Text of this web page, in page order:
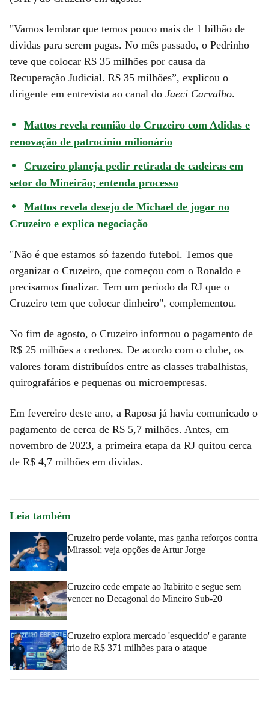
"Vamos lembrar que temos pouco mais de 1 bilhão de
dívidas para serem pagas. No mês passado, o Pedrinho
teve que colocar R$ 35 milhões por causa da
Recuperação Judicial. R$ 35 milhões”, explicou o
dirigente em entrevista ao canal do Jaeci Carvalho.
Mattos revela reunião do Cruzeiro com Adidas e
renovação de patrocínio milionário
Cruzeiro planeja pedir retirada de cadeiras em
setor do Mineirão; entenda processo
Mattos revela desejo de Michael de jogar no
Cruzeiro e explica negociação
"Não é que estamos só fazendo futebol. Temos que
organizar o Cruzeiro, que começou com o Ronaldo e
precisamos finalizar. Tem um período da RJ que o
Cruzeiro tem que colocar dinheiro", complementou.
No fim de agosto, o Cruzeiro informou o pagamento de
R$ 25 milhões a credores. De acordo com o clube, os
valores foram distribuídos entre as classes trabalhistas,
quirografários e pequenas ou microempresas.
Em fevereiro deste ano, a Raposa já havia comunicado o
pagamento de cerca de R$ 5,7 milhões. Antes, em
novembro de 2023, a primeira etapa da RJ quitou cerca
de R$ 4,7 milhões em dívidas.
Leia também
Cruzeiro perde volante, mas ganha reforços contra
Mirassol; veja opções de Artur Jorge
Cruzeiro cede empate ao Itabirito e segue sem
vencer no Decagonal do Mineiro Sub-20
Cruzeiro explora mercado 'esquecido' e garante
trio de R$ 371 milhões para o ataque